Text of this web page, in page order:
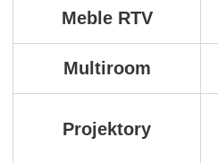
Meble RTV
Multiroom
Projektory